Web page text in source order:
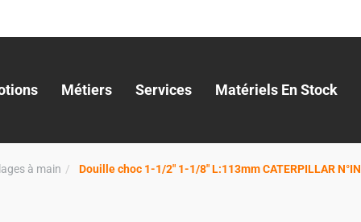
Métiers Services Matériels En Stock
à main Douille choc 1-1/2" 1-1/8" L:113mm CATERPILLAR